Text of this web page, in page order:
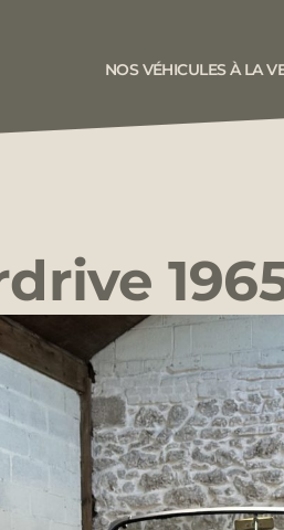
NOS VÉHICULES À LA